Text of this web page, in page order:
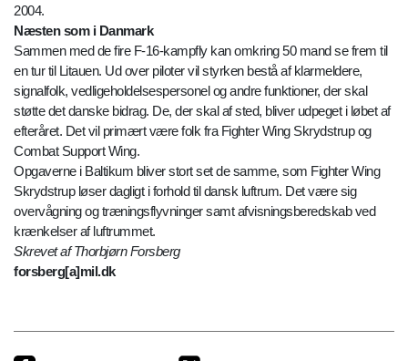
2004.
Næsten som i Danmark
Sammen med de fire F-16-kampfly kan omkring 50 mand se frem til
en tur til Litauen. Ud over piloter vil styrken bestå af klarmeldere,
signalfolk, vedligeholdelsespersonel og andre funktioner, der skal
støtte det danske bidrag. De, der skal af sted, bliver udpeget i løbet af
efteråret. Det vil primært være folk fra Fighter Wing Skrydstrup og
Combat Support Wing.
Opgaverne i Baltikum bliver stort set de samme, som Fighter Wing
Skrydstrup løser dagligt i forhold til dansk luftrum. Det være sig
overvågning og træningsflyvninger samt afvisningsberedskab ved
krænkelser af luftrummet.
Skrevet af Thorbjørn Forsberg
forsberg[a]mil.dk